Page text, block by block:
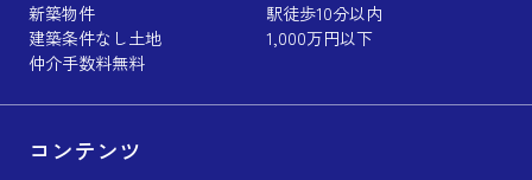
新築物件
駅徒歩10分以内
建築条件なし土地
1,000万円以下
仲介手数料無料
コンテンツ